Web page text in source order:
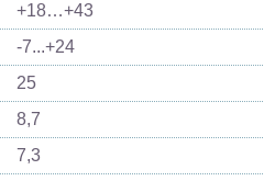
+18…+43
-7...+24
25
8,7
7,3